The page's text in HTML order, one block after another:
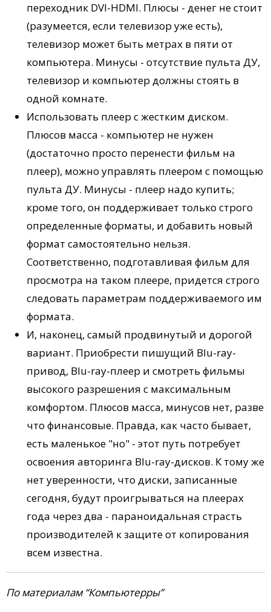
переходник DVI-HDMI. Плюсы - денег не стоит
(разумеется, если телевизор уже есть),
телевизор может быть метрах в пяти от
компьютера. Минусы - отсутствие пульта ДУ,
телевизор и компьютер должны стоять в
одной комнате.
Использовать плеер с жестким диском.
Плюсов масса - компьютер не нужен
(достаточно просто перенести фильм на
плеер), можно управлять плеером с помощью
пульта ДУ. Минусы - плеер надо купить;
кроме того, он поддерживает только строго
определенные форматы, и добавить новый
формат самостоятельно нельзя.
Соответственно, подготавливая фильм для
просмотра на таком плеере, придется строго
следовать параметрам поддерживаемого им
формата.
И, наконец, самый продвинутый и дорогой
вариант. Приобрести пишущий Blu-ray-
привод, Blu-ray-плеер и смотреть фильмы
высокого разрешения с максимальным
комфортом. Плюсов масса, минусов нет, разве
что финансовые. Правда, как часто бывает,
есть маленькое "но" - этот путь потребует
освоения авторинга Blu-ray-дисков. К тому же
нет уверенности, что диски, записанные
сегодня, будут проигрываться на плеерах
года через два - параноидальная страсть
производителей к защите от копирования
всем известна.
По материалам “Компьютерры”